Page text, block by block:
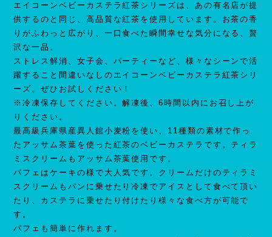
エイコーンベビーカステラ紅茶シリーズは、あの有名店が提
供するのと同じ、高品質な紅茶を使用しています。お茶の香
りがふわっと広がり、一口食べた瞬間幸せな気分になる、贅
沢な一品。
ストレス解消、女子会、パーティーなど、様々なシーンで活
躍すること間違いなしのエイコーンベビーカステラ紅茶シリ
ーズ。ぜひお試しください！
※冷凍保存してください。解凍後、6時間以内にお召し上が
りください。
最高級兵庫県産異人館小麦粉を使い、11種類の素材で作っ
たアッサム茶葉を使った紅茶のベビーカステラです。ティラ
ミスクリームもアッサム茶葉使用です。
パフェはケーキの様で大人気です。クリームだけのティラミ
スクリームもパンに乗せたり冷凍でアイスとして食べて頂い
たり、カステラに乗せたり付けたり様々な食べ方が可能で
す。
パフェも簡単に作れます。